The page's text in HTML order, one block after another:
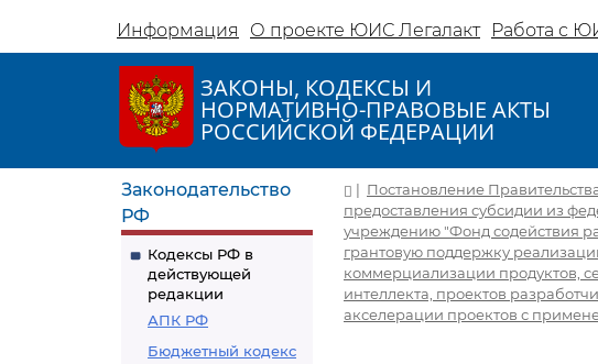
Информация О проекте ЮИС Легалакт Работа с
ЗАКОНЫ, КОДЕКСЫ И
НОРМАТИВНО-ПРАВОВЫЕ АКТЫ
РОССИЙСКОЙ ФЕДЕРАЦИИ
Законодательство
РФ
Кодексы РФ в
действующей
редакции
АПК РФ
Бюджетный кодекс
| Постановление
предоставления субсидии из
учреждению "Фонд содействия
грантовую поддержку
коммерциализации продуктов,
интеллекта, проектов
акселерации проектов с